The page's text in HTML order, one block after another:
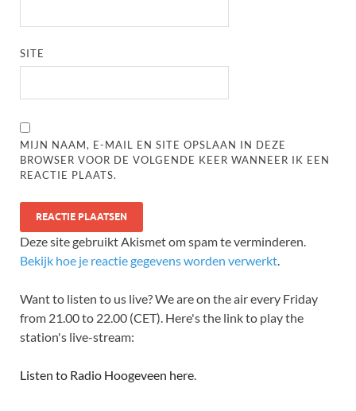
SITE
MIJN NAAM, E-MAIL EN SITE OPSLAAN IN DEZE
BROWSER VOOR DE VOLGENDE KEER WANNEER IK EEN
REACTIE PLAATS.
Deze site gebruikt Akismet om spam te verminderen.
Bekijk hoe je reactie gegevens worden verwerkt.
Want to listen to us live? We are on the air every Friday
from 21.00 to 22.00 (CET). Here's the link to play the
station's live-stream:
Listen to Radio Hoogeveen here.